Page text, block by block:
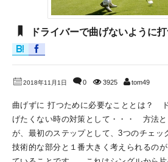
ドライバーで曲げないように
2018年11月1日 0 3925 tom49
曲げずに 打つために必要なこととは？
げたくない時の対策として・・・ 方法
が、最初のステップとして、3つのチェッ
技術的な部分と１番大きく考えられるの